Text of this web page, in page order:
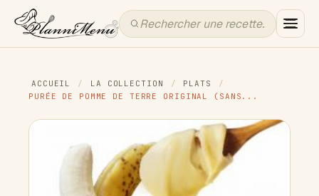
ACCUEIL / LA COLLECTION / PLATS
/
PURÉE DE POMME DE TERRE ORIGINAL (SANS...